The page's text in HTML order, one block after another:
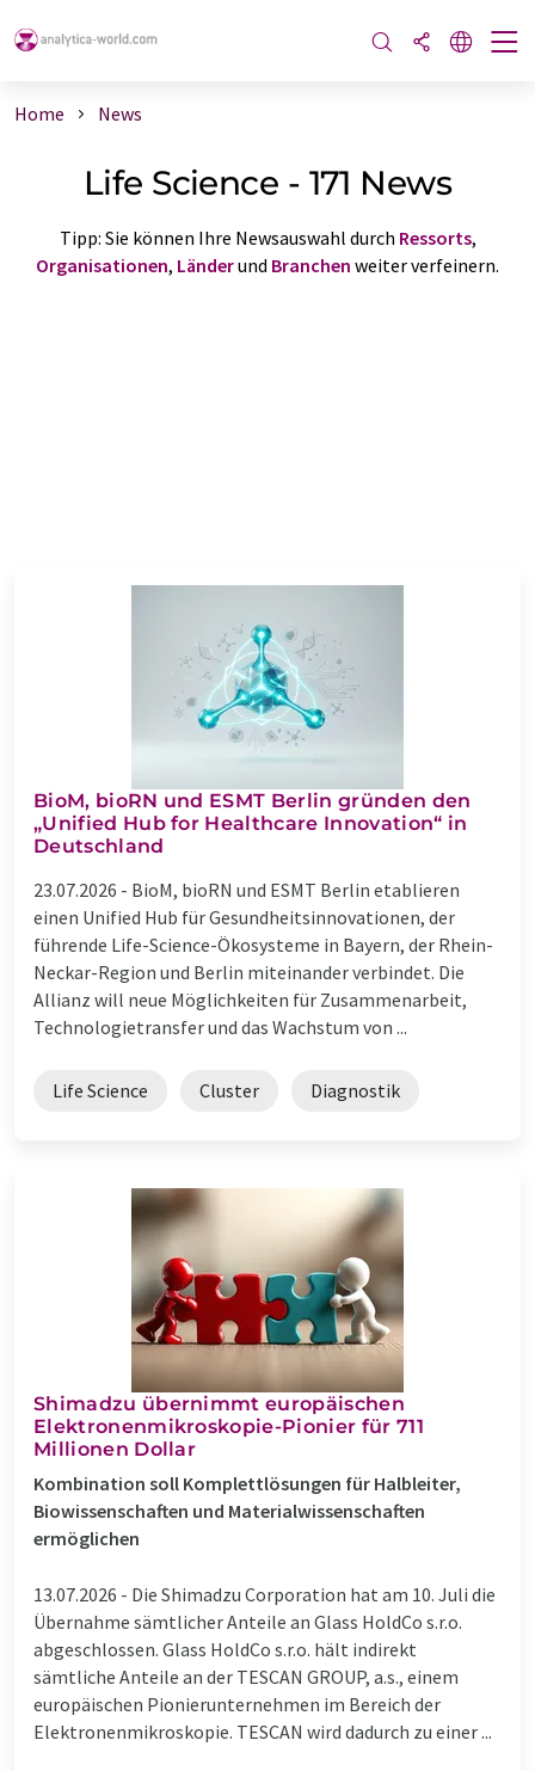
Home News
Life Science - 171 News
Tipp: Sie können Ihre Newsauswahl durch Ressorts,
Organisationen, Länderund Branchen weiter verfeinern.
BioM, bioRN und ESMT Berlin gründen den
„Unified Hub for Healthcare Innovation“ in
Deutschland
23.07.2026 - BioM, bioRN und ESMT Berlin etablieren
einen Unified Hub für Gesundheitsinnovationen, der
führende Life-Science-Ökosysteme in Bayern, der Rhein-
Neckar-Region und Berlin miteinander verbindet. Die
Allianz will neue Möglichkeiten für Zusammenarbeit,
Technologietransfer und das Wachstum von ...
Life Science Cluster Diagnostik
Shimadzu übernimmt europäischen
Elektronenmikroskopie-Pionier für 711
Millionen Dollar
Kombination soll Komplettlösungen für Halbleiter,
Biowissenschaften und Materialwissenschaften
ermöglichen
13.07.2026 - Die Shimadzu Corporation hat am 10. Juli die
Übernahme sämtlicher Anteile an Glass HoldCo s.r.o.
abgeschlossen. Glass HoldCo s.r.o. hält indirekt
sämtliche Anteile an der TESCAN GROUP, a.s., einem
europäischen Pionierunternehmen im Bereich der
Elektronenmikroskopie. TESCAN wird dadurch zu einer ...